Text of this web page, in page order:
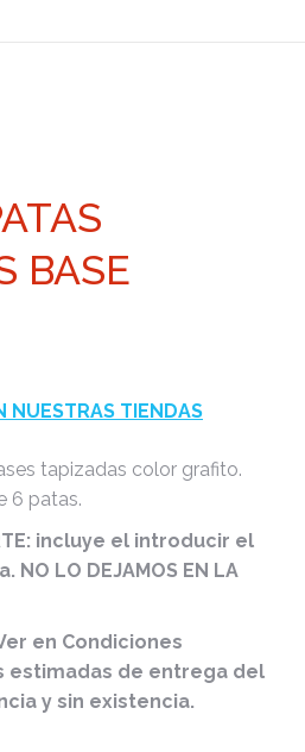
BASE
NUESTRAS TIENDAS
tapizadas color grafito.
6 patas.
incluye el introducir el
LO DEJAMOS EN LA
Ver en Condiciones
estimadas de entrega del
y sin existencia.